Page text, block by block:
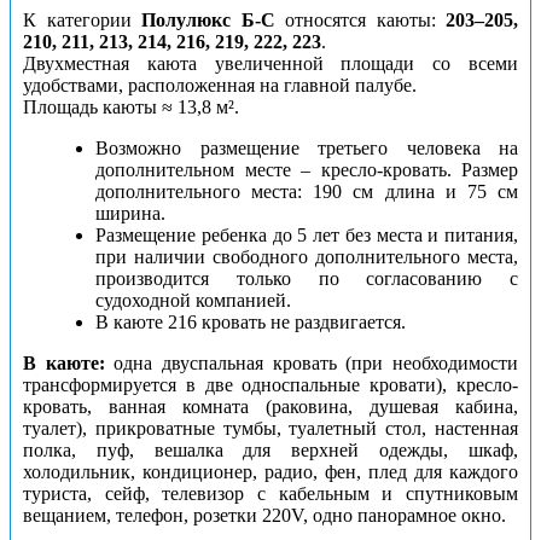
К категории Полулюкс Б-С относятся каюты: 203–205,
210, 211, 213, 214, 216, 219, 222, 223.
Двухместная каюта увеличенной площади со всеми
удобствами, расположенная на главной палубе.
Площадь каюты ≈ 13,8 м².
Возможно размещение третьего человека на
дополнительном месте – кресло-кровать. Размер
дополнительного места: 190 см длина и 75 см
ширина.
Размещение ребенка до 5 лет без места и питания,
при наличии свободного дополнительного места,
производится только по согласованию с
судоходной компанией.
В каюте 216 кровать не раздвигается.
В каюте: одна двуспальная кровать (при необходимости
трансформируется в две односпальные кровати), кресло-
кровать, ванная комната (раковина, душевая кабина,
туалет), прикроватные тумбы, туалетный стол, настенная
полка, пуф, вешалка для верхней одежды, шкаф,
холодильник, кондиционер, радио, фен, плед для каждого
туриста, сейф, телевизор с кабельным и спутниковым
вещанием, телефон, розетки 220V, одно панорамное окно.